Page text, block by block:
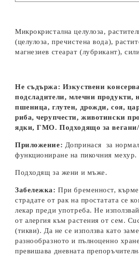
Микрокристална целулоза,
(целулоза, пречистена вода),
магнезиев стеарат (лубрикант),
Не съдържа: Изкуствени
подсладители, млечни продукти,
пшеница, глутен, дрожди, соя,
риба, черупчести, животински
ядки, ГМО. Подходящо за вегани/
Приложение: Допринася за
функциониране на пикочния мехур.
Подходящ за жени и мъже.
Забележка: При бременност,
страдате от рак на простатата се
лекар преди употреба. Не
от алергия към растения от сем.
(тикви). Да не се използва като
разнообразното и пълноценно
превишава дневната